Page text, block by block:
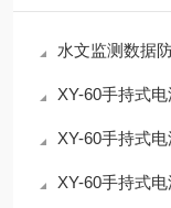
水文监测数据防篡
XY-60手持式电
XY-60手持式
XY-60手持式电